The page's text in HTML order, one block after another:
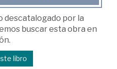
descatalogado por la
buscar esta obra en
libro